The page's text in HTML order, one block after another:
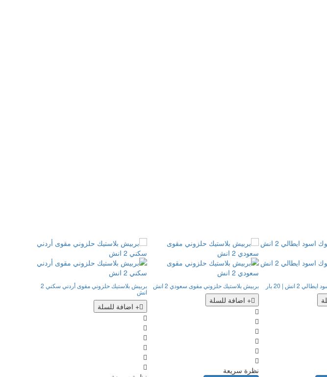
بربيش بلاستيك حلزوني مقوى أردني سكني 2
انش
+ اضافة للسلة
بربيش بلاستيك حلزوني مقوى سعودي 2 انش
+ اضافة للسلة
نظرة سريعة
2 انش | 20 بار